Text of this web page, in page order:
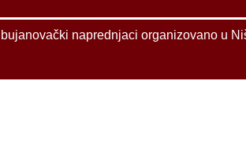
I bujanovački naprednjaci organizovano u